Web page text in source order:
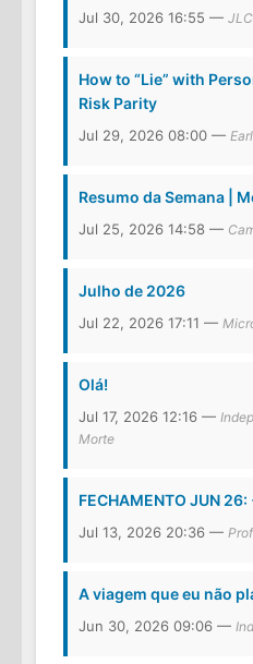
Jul 30, 2026 16:55 —
How to “Lie” with
Risk Parity
Jul 29, 2026 08:00 —
Resumo da Semana |
Jul 25, 2026 14:58 —
Julho de 2026
Jul 22, 2026 17:11 —
Olá!
Jul 17, 2026 12:16 —
Morte
FECHAMENTO JUN
Jul 13, 2026 20:36 —
A viagem que eu não
Jun 30, 2026 09:06 —